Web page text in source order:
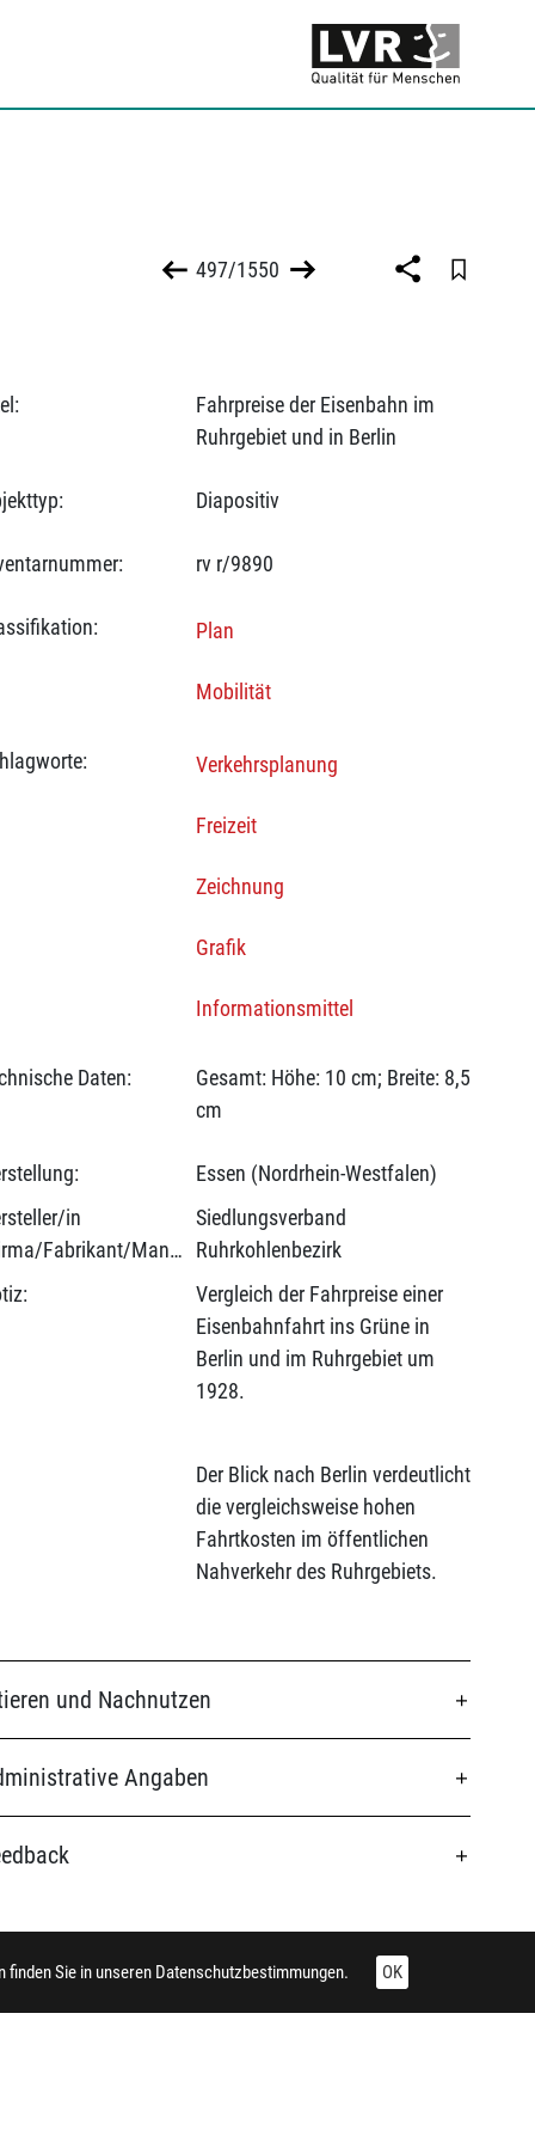
497/1550
Fahrpreise der Eisenbahn im
Ruhrgebiet und in Berlin
Diapositiv
rv r/9890
Plan
Mobilität
Verkehrsplanung
Freizeit
Zeichnung
Grafik
Informationsmittel
Daten:
Gesamt: Höhe: 10 cm; Breite: 8,5
cm
Essen (Nordrhein-Westfalen)
in
(Firma/Fabrikant/Manufaktur):
Siedlungsverband
Ruhrkohlenbezirk
Vergleich der Fahrpreise einer
Eisenbahnfahrt ins Grüne in
Berlin und im Ruhrgebiet um
1928.
Der Blick nach Berlin verdeutlicht
die vergleichsweise hohen
Fahrtkosten im öffentlichen
Nahverkehr des Ruhrgebiets.
und Nachnutzen
Angaben
finden Sie in unseren Datenschutzbestimmungen. OK